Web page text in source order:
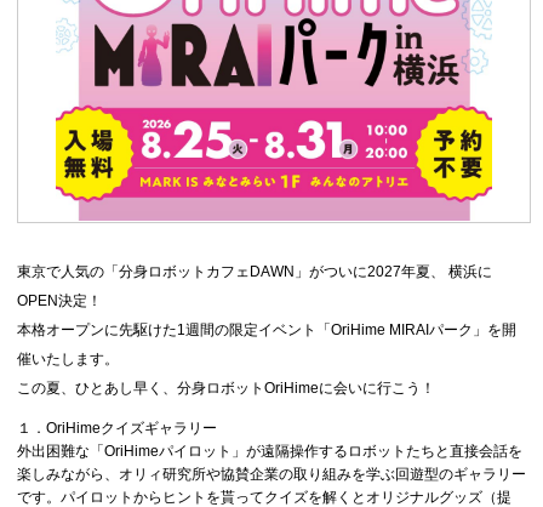
東京で人気の「分身ロボットカフェDAWN」がついに2027年夏、 横浜に
OPEN決定！
本格オープンに先駆けた1週間の限定イベント「OriHime MIRAIパーク」を開
催いたします。
この夏、ひとあし早く、分身ロボットOriHimeに会いに行こう！
１．OriHimeクイズギャラリー
外出困難な「OriHimeパイロット」が遠隔操作するロボットたちと直接会話を
楽しみながら、オリィ研究所や協賛企業の取り組みを学ぶ回遊型のギャラリー
です。パイロットからヒントを貰ってクイズを解くとオリジナルグッズ（提